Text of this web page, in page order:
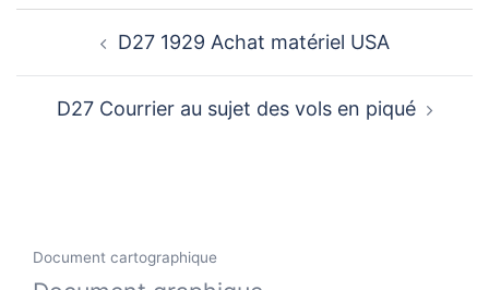
d’article D27 1929 Achat matériel USA
D27 Courrier au sujet des vols en piqué
Document cartographique